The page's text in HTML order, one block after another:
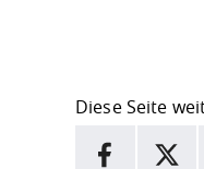
Diese Seite
Facebook
X